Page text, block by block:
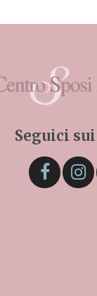
Seguici